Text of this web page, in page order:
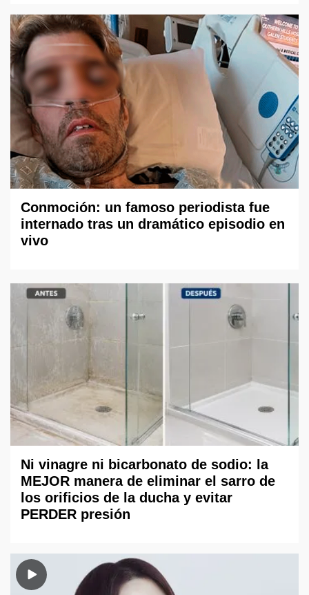
Conmoción: un famoso periodista fue
internado tras un dramático episodio en
vivo
Ni vinagre ni bicarbonato de sodio: la
MEJOR manera de eliminar el sarro de
los orificios de la ducha y evitar
PERDER presión